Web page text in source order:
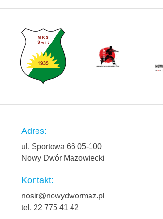
Adres:
ul. Sportowa 66 05-100
Nowy Dwór Mazowiecki
Kontakt:
nosir@nowydwormaz.pl
tel. 22 775 41 42